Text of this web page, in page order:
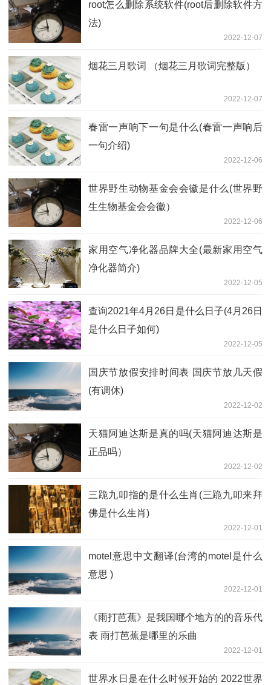
root怎么删除系统软件(root后删除软件方
法)
2022-12-07
烟花三月歌词 （烟花三月歌词完整版）
2022-12-07
春雷一声响下一句是什么(春雷一声响后
一句介绍)
2022-12-06
世界野生动物基金会会徽是什么(世界野
生生物基金会会徽）
2022-12-06
家用空气净化器品牌大全(最新家用空气
净化器简介)
2022-12-05
查询2021年4月26日是什么日子(4月26日
是什么日子如何)
2022-12-05
国庆节放假安排时间表 国庆节放几天假
(有调休)
2022-12-02
天猫阿迪达斯是真的吗(天猫阿迪达斯是
正品吗）
2022-12-02
三跪九叩指的是什么生肖(三跪九叩来拜
佛是什么生肖)
2022-12-01
motel意思中文翻译(台湾的motel是什么
意思 )
2022-12-01
《雨打芭蕉》是我国哪个地方的的音乐代
表 雨打芭蕉是哪里的乐曲
2022-12-01
世界水日是在什么时候开始的 2022世界